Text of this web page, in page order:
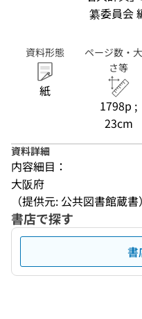
纂委員会
資料形態
紙
ページ数・
さ等
1798p ;
23cm
資料詳細
内容細目：
大阪府
（提供元: 公共図書館蔵書）
書店で探す
書